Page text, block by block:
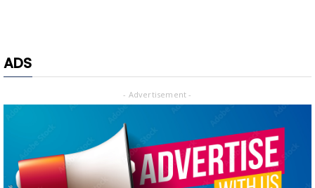
ADS
- Advertisement -